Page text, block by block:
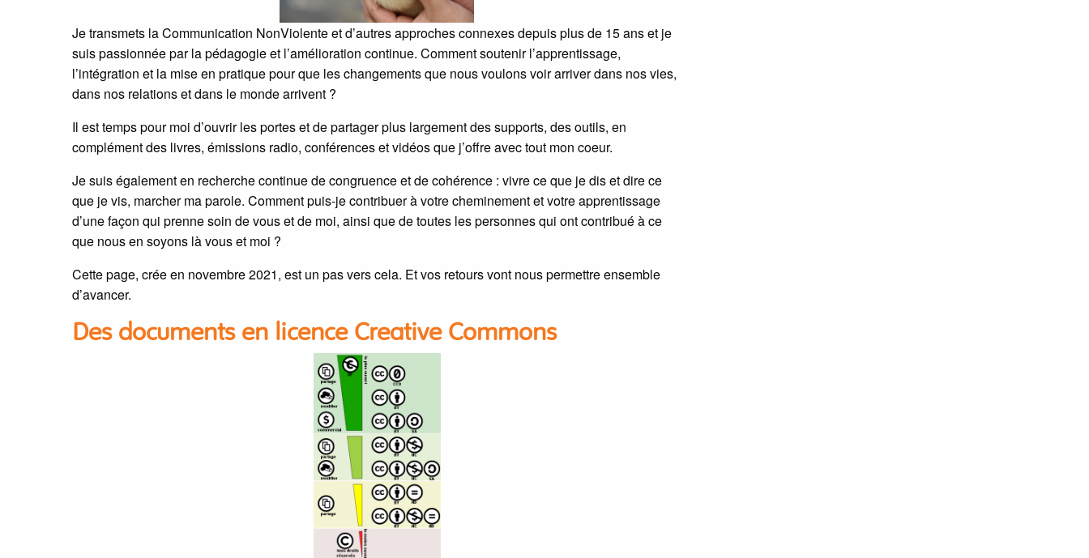
Je transmets la Communication NonViolente et d’autres approches connexes depuis plus de 15 ans et je
suis passionnée par la pédagogie et l’amélioration continue. Comment soutenir l’apprentissage,
l’intégration et la mise en pratique pour que les changements que nous voulons voir arriver dans nos vies,
dans nos relations et dans le monde arrivent ?
Il est temps pour moi d’ouvrir les portes et de partager plus largement des supports, des outils, en
complément des livres, émissions radio, conférences et vidéos que j’offre avec tout mon coeur.
Je suis également en recherche continue de congruence et de cohérence : vivre ce que je dis et dire ce
que je vis, marcher ma parole. Comment puis-je contribuer à votre cheminement et votre apprentissage
d’une façon qui prenne soin de vous et de moi, ainsi que de toutes les personnes qui ont contribué à ce
que nous en soyons là vous et moi ?
Cette page, crée en novembre 2021, est un pas vers cela. Et vos retours vont nous permettre ensemble
d’avancer.
Des documents en licence Creative Commons